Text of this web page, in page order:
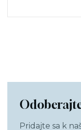
Možnosti
môžete
Pridajte sa k